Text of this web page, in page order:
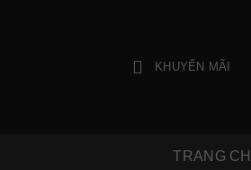
KHUYẾN MÃI
TRANG